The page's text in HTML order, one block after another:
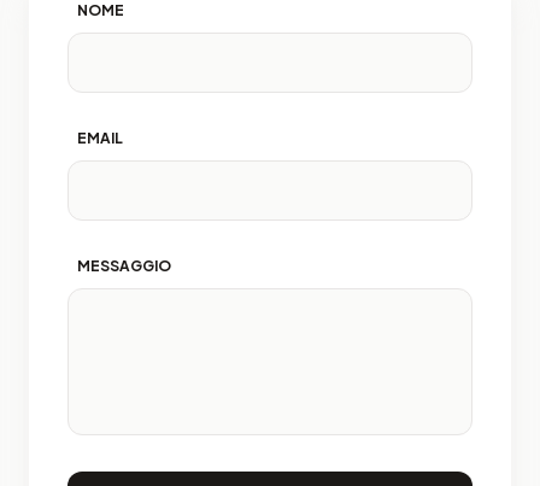
NOME
EMAIL
MESSAGGIO